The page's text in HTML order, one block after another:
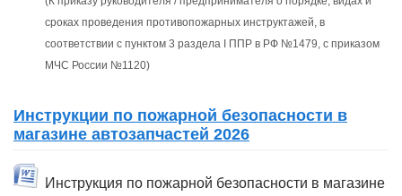
сроках проведения противопожарных инструктажей, в
соответствии с пунктом 3 раздела I ППР в РФ №1479, с приказом
МЧС России №1120)
Инструкции по пожарной безопасности в
магазине автозапчастей 2026
Инструкция по пожарной безопасности в магазине